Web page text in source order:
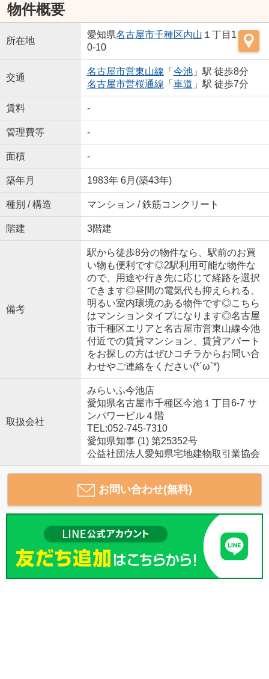
物件概要
所在地
愛知県名古屋市千種区内山 １丁目1
0-10
交通
名古屋市営東山線 「 今池」駅 徒歩8分
名古屋市営桜通線 「 車道 」駅 徒歩7分
賃料 -
管理費等 -
面積 -
築年月 1983年 6月(築43年)
種別 / 構造 マンション / 鉄筋コンクリート
階建 3階建
備考
駅から徒歩8分の物件なら、駅前のお買
い物も便利です◎2駅利用可能な物件な
ので、用途や行き先に応じて経路を選択
できます◎昼間の電気代も抑えられる、
明るい室内環境のある物件です◎こちら
はマンションタイプになります◎名古屋
市千種区エリアと名古屋市営東山線今池
付近での賃貸マンション、賃貸アパート
をお探しの方はぜひコチラからお問い合
わせやご連絡をください(*´ω`*)
取扱会社
みらいふ今池店
愛知県名古屋市千種区今池１丁目6-7 サ
ンパワービル４階
TEL:052-745-7310
愛知県知事 (1) 第25352号
公益社団法人愛知県宅地建物取引業協会
お問い合わせ(無料)